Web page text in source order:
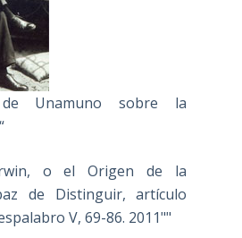
de Unamuno sobre la
o el Origen de la
de Distinguir, artículo
V, 69-86. 2011""